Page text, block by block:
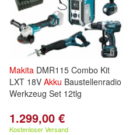
Makita DMR115 Combo Kit
LXT 18V Akku Baustellenradio
Werkzeug Set 12tlg
1.299,00 €
Kostenloser Versand